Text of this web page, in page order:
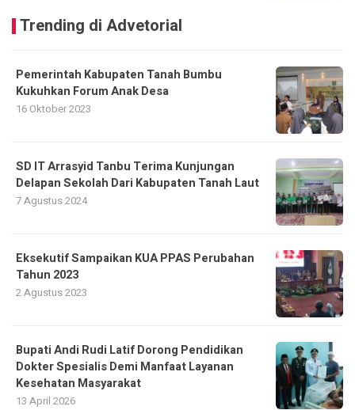
Trending di Advetorial
Pemerintah Kabupaten Tanah Bumbu
Kukuhkan Forum Anak Desa
16 Oktober 2023
SD IT Arrasyid Tanbu Terima Kunjungan
Delapan Sekolah Dari Kabupaten Tanah Laut
7 Agustus 2024
Eksekutif Sampaikan KUA PPAS Perubahan
Tahun 2023
2 Agustus 2023
Bupati Andi Rudi Latif Dorong Pendidikan
Dokter Spesialis Demi Manfaat Layanan
Kesehatan Masyarakat
13 April 2026